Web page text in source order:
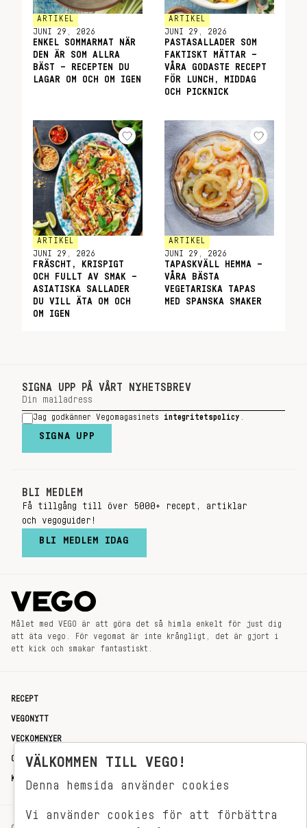
ARTIKEL
JUNI 29, 2026
ENKEL SOMMARMAT NÄR
DEN ÄR SOM ALLRA
BÄST – RECEPTEN DU
LAGAR OM OCH OM IGEN
ARTIKEL
JUNI 29, 2026
PASTASALLADER SOM
FAKTISKT MÄTTAR –
VÅRA GODASTE RECEPT
FÖR LUNCH, MIDDAG
OCH PICKNICK
ARTIKEL
JUNI 29, 2026
FRÄSCHT, KRISPIGT
OCH FULLT AV SMAK –
ASIATISKA SALLADER
DU VILL ÄTA OM OCH
OM IGEN
ARTIKEL
JUNI 29, 2026
TAPASKVÄLL HEMMA –
VÅRA BÄSTA
VEGETARISKA TAPAS
MED SPANSKA SMAKER
SIGNA UPP PÅ VÅRT NYHETSBREV
Jag godkänner Vegomagasinets integritetspolicy
SIGNA UPP
BLI MEDLEM
Få tillgång till över 5000+ recept, artiklar
och vegoguider!
BLI MEDLEM IDAG
Målet med VEGO är att göra det så himla enkelt för just dig
att äta vego. För vegomat är inte krångligt, det är gjort i
ett kick och smakar fantastiskt.
RECEPT
VEGONYTT
VECKOMENYER
OM OSS
KONTAKT
VÄLKOMMEN TILL VEGO!
Denna hemsida använder cookies
Vi använder cookies för att förbättra